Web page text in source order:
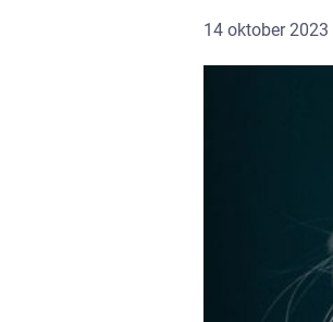
14 oktober 2023